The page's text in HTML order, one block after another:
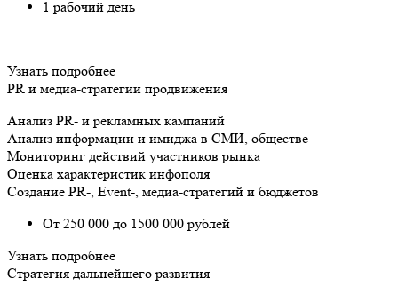
1 рабочий день
Узнать подробнее
PR и медиа-стратегии продвижения
Анализ PR- и рекламных кампаний
Анализ информации и имиджа в СМИ, обществе
Мониторинг действий участников рынка
Оценка характеристик инфополя
Создание PR-, Event-, медиа-стратегий и бюджетов
От 250 000 до 1500 000 рублей
Узнать подробнее
Стратегия дальнейшего развития